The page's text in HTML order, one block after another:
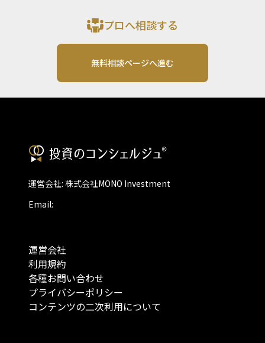
プロへ相談する
無料相談ページへ進む
運営会社: 株式会社MONO Investment
Email:
運営会社
利用規約
各種お問い合わせ
プライバシーポリシー
コンテンツの二次利用について